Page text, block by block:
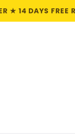
★ 14 DAYS FREE